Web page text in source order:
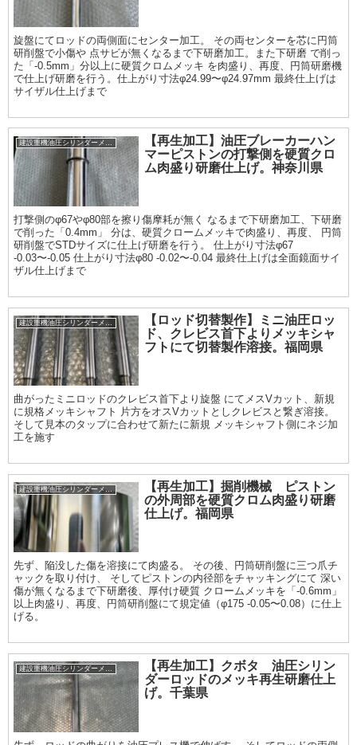
旋盤にてロッドの両側面にセンター加工。 その両センターを芯に円筒
研削盤で小傷や 点サビが無くなるまで下研磨加工。また下研磨 で削っ
た「-0.5mm」分以上に硬質クロムメッキ を肉盛り、再度、円筒研磨機
で仕上げ研磨を行う。仕上がり寸法φ24.99〜φ24.97mm 最終仕上げは
サイザル仕上げまで
建設重機油圧シリンダーメッキ加工履歴
【再生加工】油圧ブレーカーハン
マーピストンの打撃側を硬質クロ
ム肉盛り研磨仕上げ。神奈川県
打撃側のφ67やφ80部を擦り傷摩耗が無く なるまで下研磨加工、下研磨
で削った「0.4mm」 分は、硬質クロームメッキで肉盛り、再度、 円筒
研削盤でSTDサイズに仕上げ研磨を行う。 仕上がり寸法φ67
-0.03〜-0.05 仕上がり寸法φ80 -0.02〜-0.04 最終仕上げは全面鏡面サイ
ザル仕上げまで
【ロッド切替製作】ミニ油圧ロッ
ド、クレビス首下よりメッキシャ
フトにて切替製作溶接。福岡県
曲がったミニロッドのクレビス首下より旋盤 にてメスVカット、新規
に規格メッキシャフト 片方をオスVカットとしクレビスと繋ぎ溶接。
そして見本のタップに合わせて新たに新規 メッキシャフト側にネジ加
工を施す
【再生加工】掘削機械 ピストン
の外周部を硬質クロム肉盛り研磨
仕上げ。福岡県
先ず、陥没した傷を溶接にて肉盛る。 その後、円筒研削盤に三つ爪チ
ャックを取り付け、 そしてピストンの内径部をチャッキングにて 深い
傷が無くなるまで下研磨後、厚付け硬質 クロームメッキを「-0.6mm」
以上肉盛り、再度、円筒研削盤にて規定値（φ175 -0.05〜0.08）に仕上
げる。
建設重機油圧シリンダーメッキ加工履歴
【再生加工】クボタ 油圧シリン
ダーロッドのメッキ再生研磨仕上
げ。千葉県